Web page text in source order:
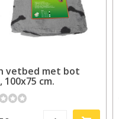
vetbed met bot
100x75 cm.